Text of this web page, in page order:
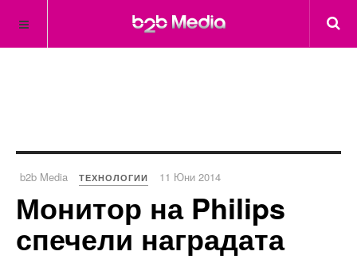
b2b Media ТЕХНОЛОГИИ 11 Юни 2014
Монитор на Philips
спечели наградата